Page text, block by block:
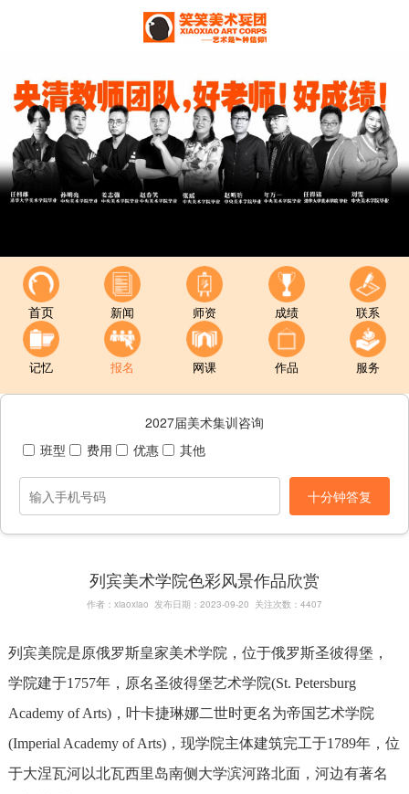
首页 新闻 师资 成绩 联系
记忆 报名 网课 作品 服务
2027届美术集训咨询
班型
费用 优惠 其他
十分钟答复
列宾美术学院色彩风景作品欣赏
作者：xiaoxiao 发布日期：2023-09-20 关注次数：4407
列宾美院是原俄罗斯皇家美术学院，位于俄罗斯圣彼得堡，
学院建于1757年，原名圣彼得堡艺术学院(St. Petersburg
Academy of Arts)，叶卡捷琳娜二世时更名为帝国艺术学院
(Imperial Academy of Arts)，现学院主体建筑完工于1789年，位
于大涅瓦河以北瓦西里岛南侧大学滨河路北面，河边有著名